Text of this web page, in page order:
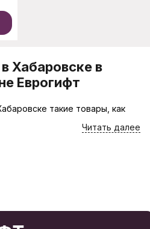
Хабаровске в
Еврогифт
такие товары, как
Вы можете приобрести
Читать далее